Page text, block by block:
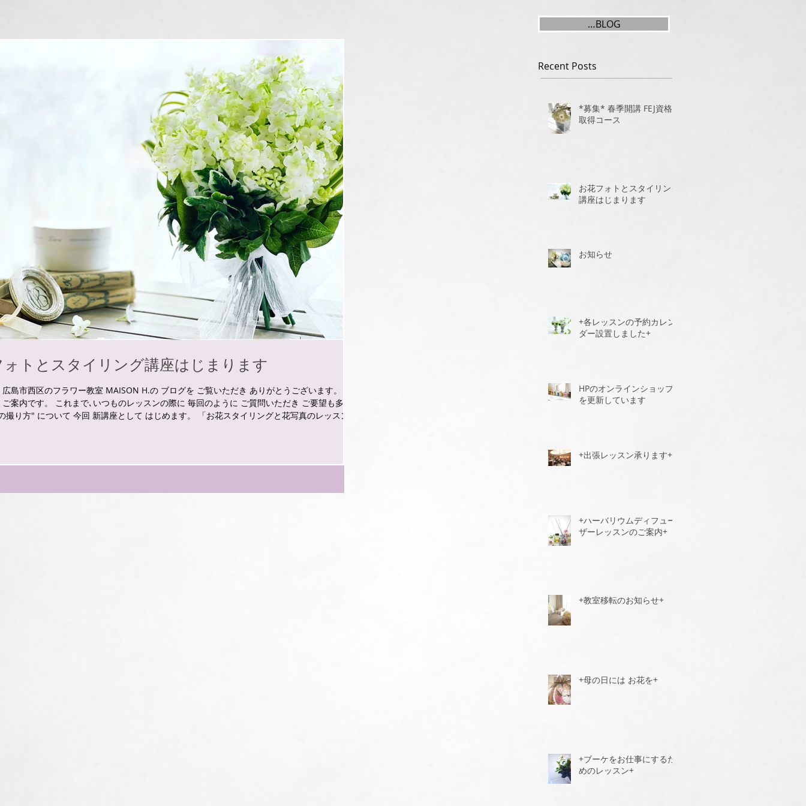
ォトとスタイリング講座はじまります
島市西区のフラワー教室 MAISON H.の ブログを ご覧いただき ありがとうございます。 新
案内です。 これまで､いつものレッスンの際に 毎回のように ご質問いただき ご要望も多か
撮り方" について 今回 新講座として はじめます。 「お花スタイリングと花写真のレッスン」
小さなポイント､ちょっとしたコツを 知っていただくと ぐんと素敵になるあれこれを お伝
習いたい *映える写真を撮りたい *暮らしの中の花の飾り方を知りたい *お花も写真も初心者
…BLOG
Recent Posts
*募集* 春季開講 FEJ資格
取得コース
お花フォトとスタイリング
講座はじまります
お知らせ
+各レッスンの予約カレン
ダー設置しました+
HPのオンラインショップ
を更新しています
+出張レッスン承ります+
+ハーバリウムディフュー
ザーレッスンのご案内+
+教室移転のお知らせ+
+母の日には お花を+
+ブーケをお仕事にするた
めのレッスン+